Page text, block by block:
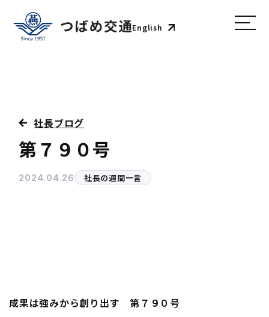
English
社長ブログ
第７９０号
2024.04.26 社長の週間一言
成果は強みから創り出す 第７９０号